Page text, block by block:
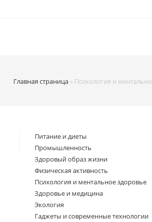
Главная страница » Психология и
Питание и диеты
Промышленность
Здоровый образ жизни
Физическая активность
Психология и ментальное здоровье
Здоровье и медицина
Экология
Гаджеты и современные технологии